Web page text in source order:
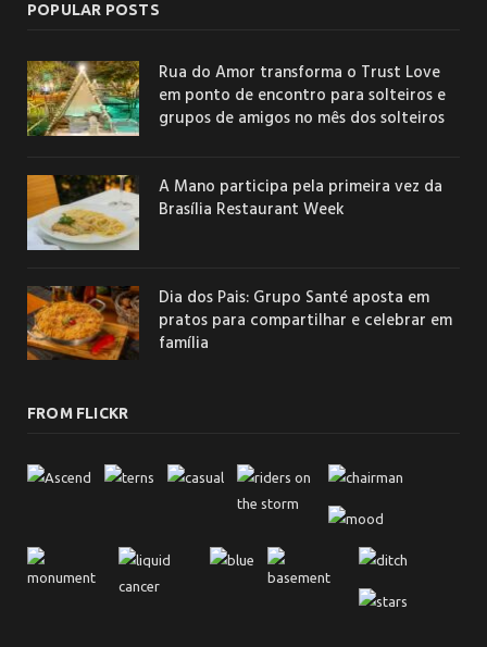
POPULAR POSTS
Rua do Amor transforma o Trust Love
em ponto de encontro para solteiros e
grupos de amigos no mês dos solteiros
A Mano participa pela primeira vez da
Brasília Restaurant Week
Dia dos Pais: Grupo Santé aposta em
pratos para compartilhar e celebrar em
família
FROM FLICKR